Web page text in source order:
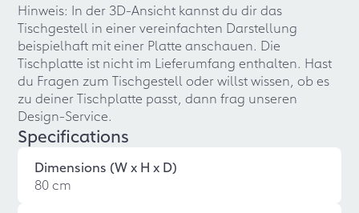
Hinweis: In der 3D-Ansicht kannst du dir das
Tischgestell in einer vereinfachten Darstellung
beispielhaft mit einer Platte anschauen. Die
Tischplatte ist nicht im Lieferumfang enthalten. Hast
du Fragen zum Tischgestell oder willst wissen, ob es
zu deiner Tischplatte passt, dann frag unseren
Design-Service.
Specifications
Dimensions (W x H x D)
80 cm